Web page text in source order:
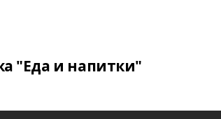
"Еда и напитки"